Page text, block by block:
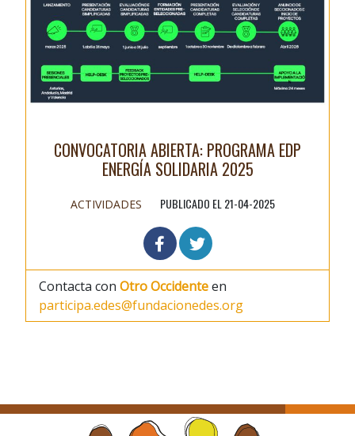
CONVOCATORIA ABIERTA: PROGRAMA EDP
ENERGÍA SOLIDARIA 2025
ACTIVIDADES PUBLICADO EL 21-04-2025
Contacta con Otro Occidenteen
participa.edes@fundacionedes.org